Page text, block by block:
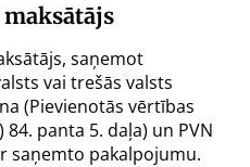
maksātājs
saņemot
vai trešās valsts
(Pievienotās vērtības
84. panta 5. daļa) un PVN
saņemto pakalpojumu.